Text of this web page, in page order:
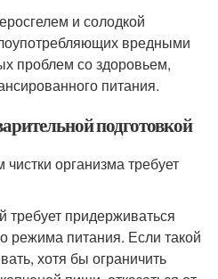
и солодкой
вредными
проблем со здоровьем,
питания.
подготовкой
организма требует
придерживаться
режима питания. Если такой
хотя бы ограничить